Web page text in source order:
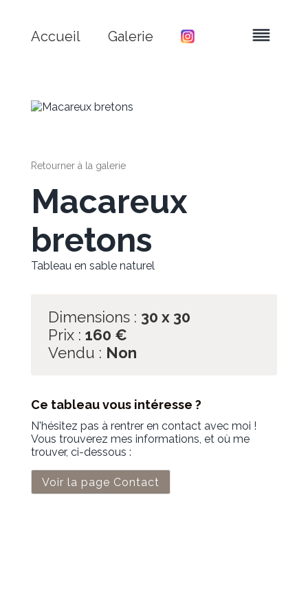
Accueil Galerie
Retourner à la galerie
Macareux
bretons
Tableau en sable naturel
Dimensions : 30 x 30
Prix : 160 €
Vendu : Non
Ce tableau vous intéresse ?
N'hésitez pas à rentrer en contact avec moi !
Vous trouverez mes informations, et où me
trouver, ci-dessous :
Voir la page Contact